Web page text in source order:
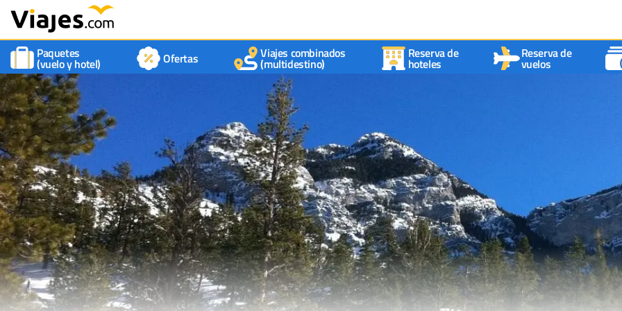
Paquetes
(vuelo y hotel) Ofertas Viajes combinados
(multidestino)
Reserva de
hoteles
Reserva de
vuelos